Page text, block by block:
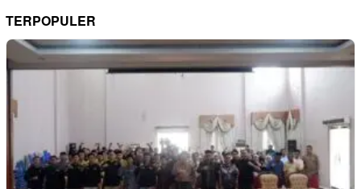
TERPOPULER